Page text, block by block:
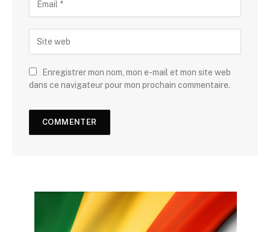
Enregistrer mon nom, mon e-mail et mon site web
dans ce navigateur pour mon prochain commentaire.